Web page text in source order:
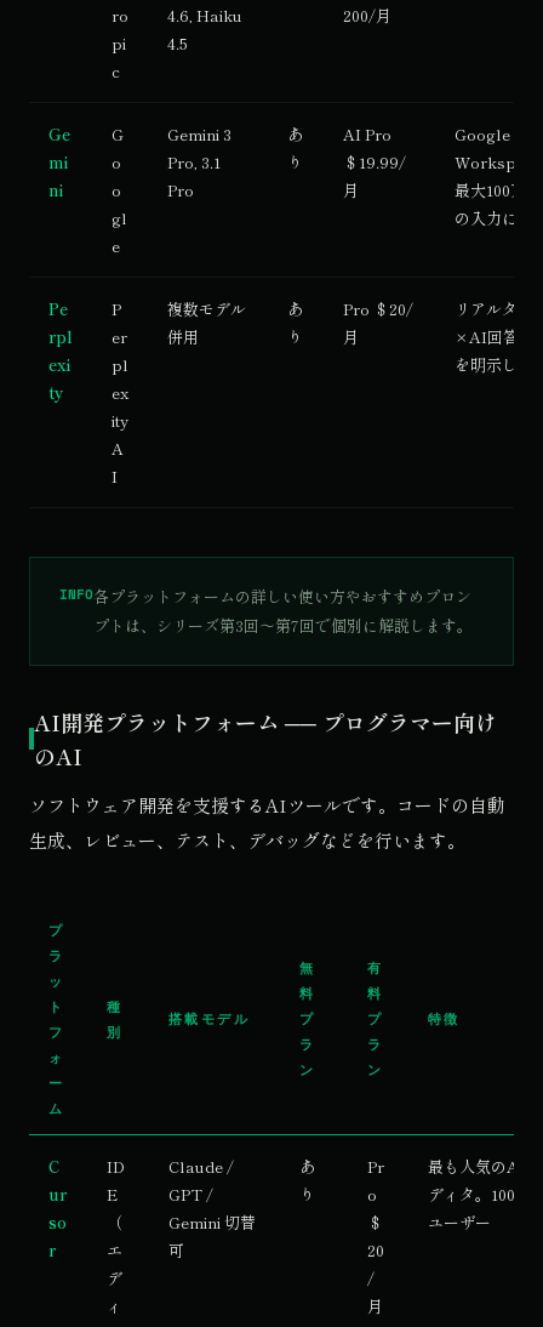
ro
pi
c
4.6, Haiku
4.5
200/月
Ge
mi
ni
G
o
o
gl
e
Gemini 3
Pro, 3.1
Pro
あ
り
AI Pro
＄19.99/
月
Google
最大100万
の入力に対
Pe
rpl
exi
ty
P
er
pl
ex
ity
A
I
複数モデル
併用
あ
り
Pro ＄20/
月
リアルタイ
×AI回答。
を明示して
INFO各プラットフォームの詳しい使い方やおすすめプロン
プトは、シリーズ第3回〜第7回で個別に解説します。
AI開発プラットフォーム ── プログラマー向け
のAI
ソフトウェア開発を支援するAIツールです。コードの自動
生成、レビュー、テスト、デバッグなどを行います。
プ
ラ
ッ
ト
フ
ォ
ー
ム
種
別
搭載モデル
無
料
プ
ラ
ン
有
料
プ
ラ
ン
特徴
C
ur
so
r
ID
E
（
エ
デ
ィ
Claude /
GPT /
Gemini 切替
可
あ
り
Pr
o
＄
20
/
月
最も人気のAI
ディタ。100万
ユーザー